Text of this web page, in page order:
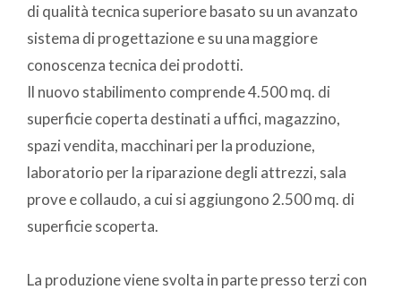
di qualità tecnica superiore basato su un avanzato
sistema di progettazione e su una maggiore
conoscenza tecnica dei prodotti.
Il nuovo stabilimento comprende 4.500 mq. di
superficie coperta destinati a uffici, magazzino,
spazi vendita, macchinari per la produzione,
laboratorio per la riparazione degli attrezzi, sala
prove e collaudo, a cui si aggiungono 2.500 mq. di
superficie scoperta.
La produzione viene svolta in parte presso terzi con